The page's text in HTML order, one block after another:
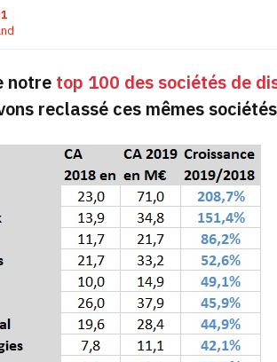
notre top 100 des sociétés de
reclassé ces mêmes